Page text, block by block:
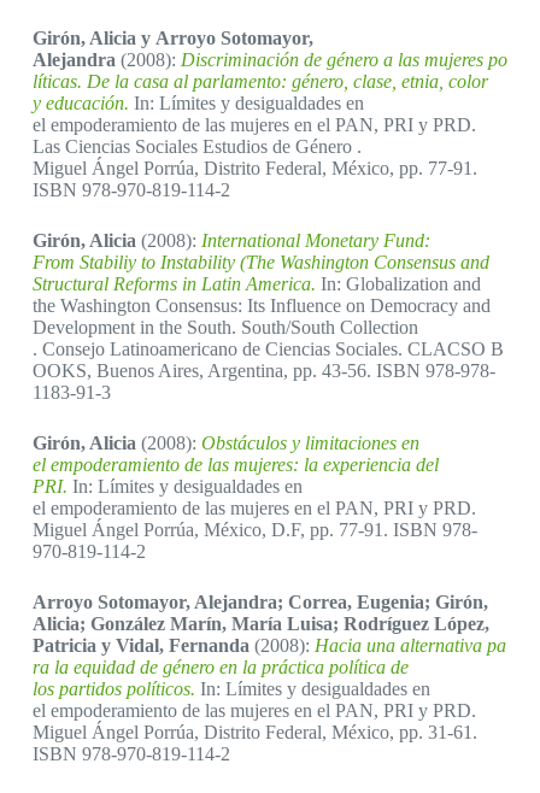
Girón, Alicia y Arroyo Sotomayor,
Alejandra (2008): Discriminación de género a las mujeres po
líticas. De la casa al parlamento: género, clase, etnia, color
y educación. In: Límites y desigualdades en
el empoderamiento de las mujeres en el PAN, PRI y PRD.
Las Ciencias Sociales Estudios de Género .
Miguel Ángel Porrúa, Distrito Federal, México, pp. 77-91.
ISBN 978-970-819-114-2
Girón, Alicia (2008): International Monetary Fund:
From Stabiliy to Instability (The Washington Consensus and
Structural Reforms in Latin America. In: Globalization and
the Washington Consensus: Its Influence on Democracy and
Development in the South. South/South Collection
. Consejo Latinoamericano de Ciencias Sociales. CLACSO B
OOKS, Buenos Aires, Argentina, pp. 43-56. ISBN 978-978-
1183-91-3
Girón, Alicia (2008): Obstáculos y limitaciones en
el empoderamiento de las mujeres: la experiencia del
PRI. In: Límites y desigualdades en
el empoderamiento de las mujeres en el PAN, PRI y PRD.
Miguel Ángel Porrúa, México, D.F, pp. 77-91. ISBN 978-
970-819-114-2
Arroyo Sotomayor, Alejandra; Correa, Eugenia; Girón,
Alicia; González Marín, María Luisa; Rodríguez López,
Patricia y Vidal, Fernanda (2008): Hacia una alternativa pa
ra la equidad de género en la práctica política de
los partidos políticos. In: Límites y desigualdades en
el empoderamiento de las mujeres en el PAN, PRI y PRD.
Miguel Ángel Porrúa, Distrito Federal, México, pp. 31-61.
ISBN 978-970-819-114-2